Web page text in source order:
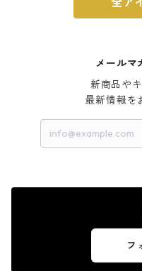
メールマ
新商品や
最新情報を
フ